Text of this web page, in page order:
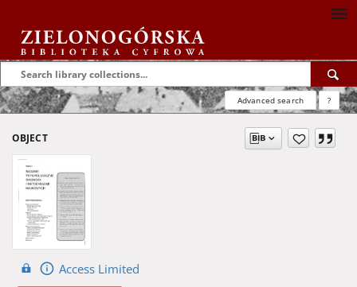
Advanced search ?
OBJECT
Access Limited